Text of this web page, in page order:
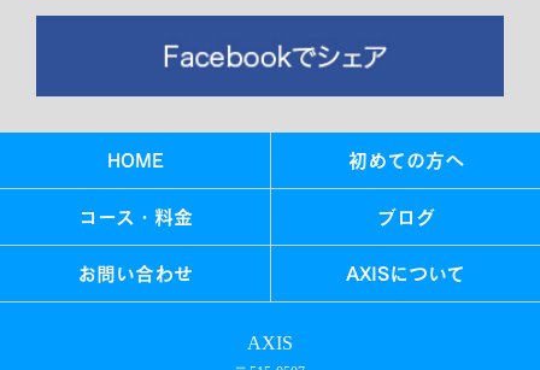
HOME 初めての方へ
コース・料金 ブログ
お問い合わせ AXISについて
AXIS